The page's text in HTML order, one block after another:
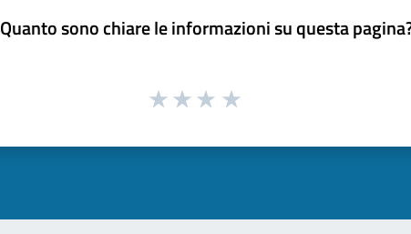
Quanto sono chiare le informazioni su questa